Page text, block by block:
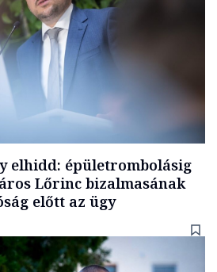
elhidd: épületrombolásig
Lőrinc bizalmasának
előtt az ügy